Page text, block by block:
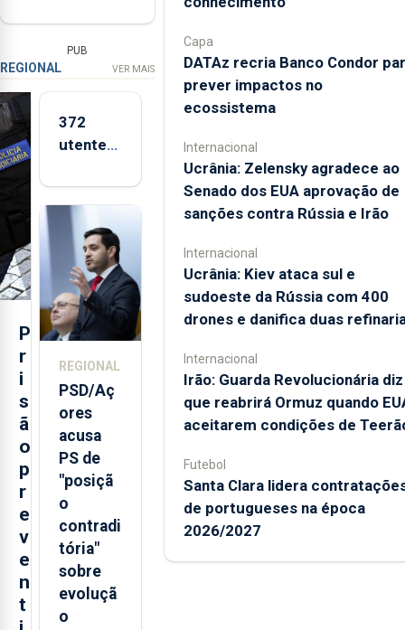
PUB
REGIONAL VER MAIS
P
r
i
s
ã
o
p
r
e
v
e
n
t
372
utentes
por
da Dor
nos
Açores
REGIONAL
PSD/Aç
ores
acusa
PS de
"posiçã
o
contradi
tória"
sobre
evoluçã
o
Capa
DATAz recria Banco Condor
prever impactos no
ecossistema
Internacional
Ucrânia: Zelensky agradece ao
Senado dos EUA aprovação de
sanções contra Rússia e Irão
Internacional
Ucrânia: Kiev ataca sul e
sudoeste da Rússia com 400
drones e danifica duas
Internacional
Irão: Guarda Revolucionária diz
que reabrirá Ormuz quando
aceitarem condições de
Futebol
Santa Clara lidera
de portugueses na época
2026/2027